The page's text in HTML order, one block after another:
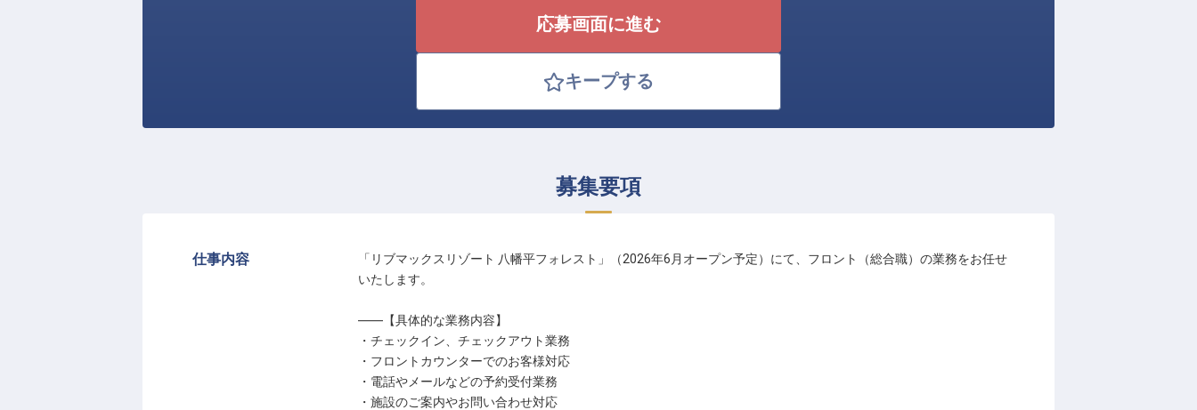
応募画面に進む
キープする
募集要項
仕事内容
「リブマックスリゾート 八幡平フォレスト」（2026年6月オープン予定）にて、フロント（総合職）の業務をお任せ
いたします。
――【具体的な業務内容】
・チェックイン、チェックアウト業務
・フロントカウンターでのお客様対応
・電話やメールなどの予約受付業務
・施設のご案内やお問い合わせ対応